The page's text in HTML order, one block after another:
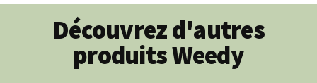
Découvrez d'autres
produits Weedy